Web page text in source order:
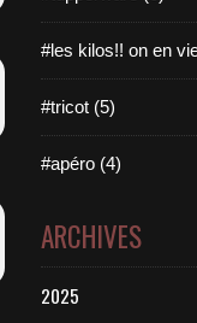
#les kilos!! on en
#tricot (5)
#apéro (4)
ARCHIVES
2025